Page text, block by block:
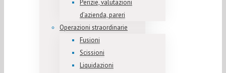
Perizie, valutazioni
d’azienda, pareri
Operazioni straordinarie
Fusioni
Scissioni
Liquidazioni